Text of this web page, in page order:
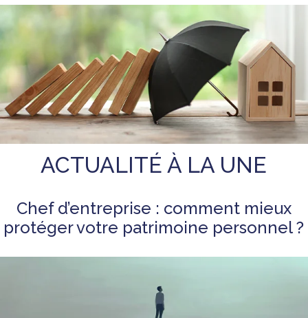
ACTUALITÉ À LA UNE
Chef d’entreprise : comment mieux
protéger votre patrimoine personnel ?